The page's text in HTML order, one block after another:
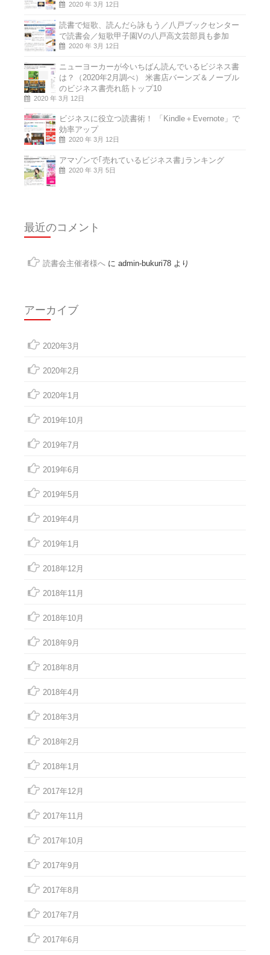
2020 年 3月 12日
読書で短歌、読んだら詠もう／八戸ブックセンター
で読書会／短歌甲子園Vの八戸高文芸部員も参加
2020 年 3月 12日
ニューヨーカーが今いちばん読んでいるビジネス書
は？（2020年2月調べ） 米書店バーンズ＆ノーブル
のビジネス書売れ筋トップ10
2020 年 3月 12日
ビジネスに役立つ読書術！ 「Kindle＋Evernote」で
効率アップ
2020 年 3月 12日
アマゾンで｢売れているビジネス書｣ランキング
2020 年 3月 5日
最近のコメント
読書会主催者様へ に admin-bukuri78 より
アーカイブ
2020年3月
2020年2月
2020年1月
2019年10月
2019年7月
2019年6月
2019年5月
2019年4月
2019年1月
2018年12月
2018年11月
2018年10月
2018年9月
2018年8月
2018年4月
2018年3月
2018年2月
2018年1月
2017年12月
2017年11月
2017年10月
2017年9月
2017年8月
2017年7月
2017年6月